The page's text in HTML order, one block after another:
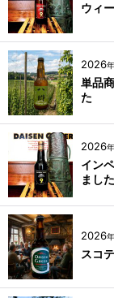
ウィ
2026年
単品
た
2026年
イン
ました
2026年
スコ